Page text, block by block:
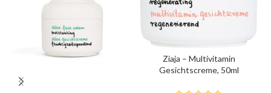
Ziaja – Multivitamin
Gesichtscreme, 50ml